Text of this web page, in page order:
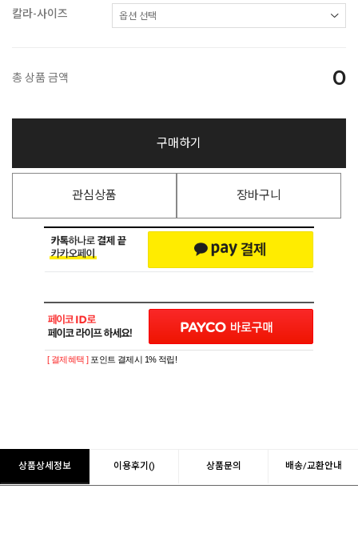
칼라-사이즈
총 상품 금액 0
구매하기
관심상품 장바구니
[ 결제혜택 ] 포인트 결제시 1% 적립!
상품상세정보 이용후기() 상품문의 배송/교환안내